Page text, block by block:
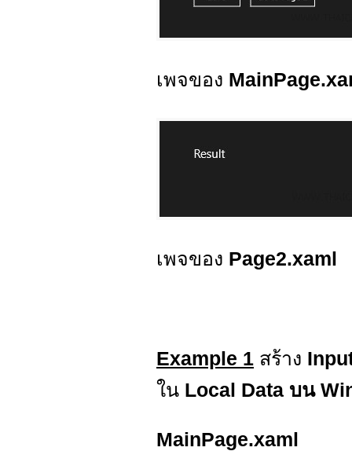
เพจของ
เพจของ Page2.xaml
Example 1 สร้าง
ใน Local Data บน
MainPage.xaml